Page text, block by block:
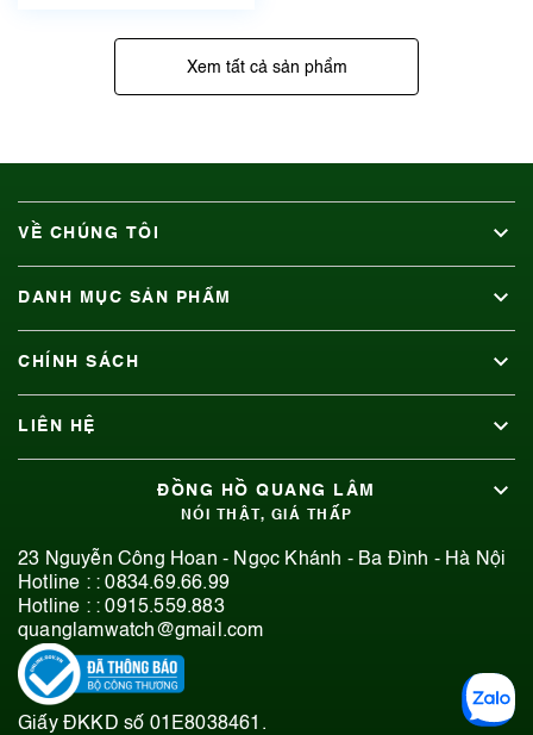
Xem tất cả sản phẩm
VỀ CHÚNG TÔI
DANH MỤC SẢN PHẨM
CHÍNH SÁCH
LIÊN HỆ
ĐỒNG HỒ QUANG LÂM
NÓI THẬT, GIÁ THẤP
23 Nguyễn Công Hoan - Ngọc Khánh - Ba Đình - Hà Nội
Hotline : :0834.69.66.99
Hotline : :0915.559.883
quanglamwatch@gmail.com
Giấy ĐKKD số 01E8038461.